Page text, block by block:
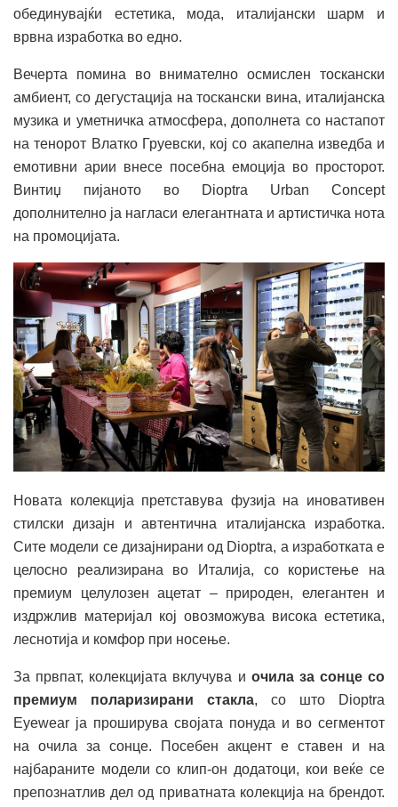
обединувајќи естетика, мода, италијански шарм и
врвна изработка во едно.
Вечерта помина во внимателно осмислен тоскански
амбиент, со дегустација на тоскански вина, италијанска
музика и уметничка атмосфера, дополнета со настапот
на тенорот Влатко Груевски, кој со акапелна изведба и
емотивни арии внесе посебна емоција во просторот.
Винтиџ пијаното во Dioptra Urban Concept
дополнително ја нагласи елегантната и артистичка нота
на промоцијата.
Новата колекција претставува фузија на иновативен
стилски дизајн и автентична италијанска изработка.
Сите модели се дизајнирани од Dioptra, а изработката е
целосно реализирана во Италија, со користење на
премиум целулозен ацетат – природен, елегантен и
издржлив материјал кој овозможува висока естетика,
леснотија и комфор при носење.
За првпат, колекцијата вклучува и очила за сонце со
премиум поларизирани стакла, со што Dioptra
Eyewear ја проширува својата понуда и во сегментот
на очила за сонце. Посебен акцент е ставен и на
најбараните модели со клип-он додатоци, кои веќе се
препознатлив дел од приватната колекција на брендот.